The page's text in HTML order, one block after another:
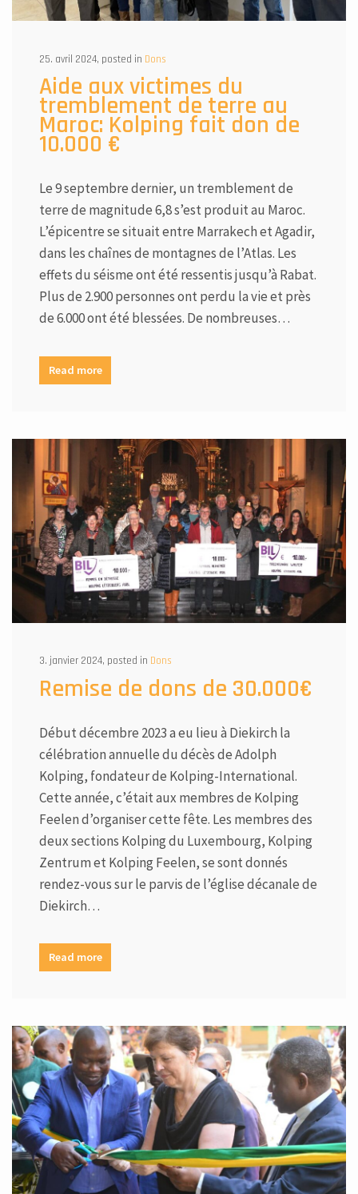
25. avril 2024, posted in Dons
Aide aux victimes du
tremblement de terre au
Maroc: Kolping fait don de
10.000 €
Le 9 septembre dernier, un tremblement de
terre de magnitude 6,8 s’est produit au Maroc.
L’épicentre se situait entre Marrakech et Agadir,
dans les chaînes de montagnes de l’Atlas. Les
effets du séisme ont été ressentis jusqu’à Rabat.
Plus de 2.900 personnes ont perdu la vie et près
de 6.000 ont été blessées. De nombreuses…
Read more
3. janvier 2024, posted in Dons
Remise de dons de 30.000€
Début décembre 2023 a eu lieu à Diekirch la
célébration annuelle du décès de Adolph
Kolping, fondateur de Kolping-International.
Cette année, c’était aux membres de Kolping
Feelen d’organiser cette fête. Les membres des
deux sections Kolping du Luxembourg, Kolping
Zentrum et Kolping Feelen, se sont donnés
rendez-vous sur le parvis de l’église décanale de
Diekirch…
Read more